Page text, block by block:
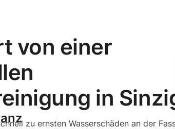
von einer
in
zu ernsten Wasserschäden an der